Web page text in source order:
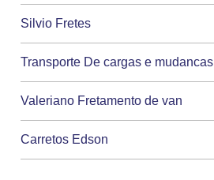
Silvio Fretes
Transporte De cargas e mudancas
Valeriano Fretamento de van
Carretos Edson